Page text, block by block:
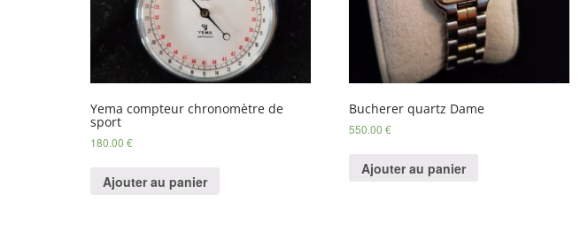
Yema compteur chronomètre de
sport
180.00 €
Ajouter au panier
Bucherer quartz Dame
550.00€
Ajouter au panier